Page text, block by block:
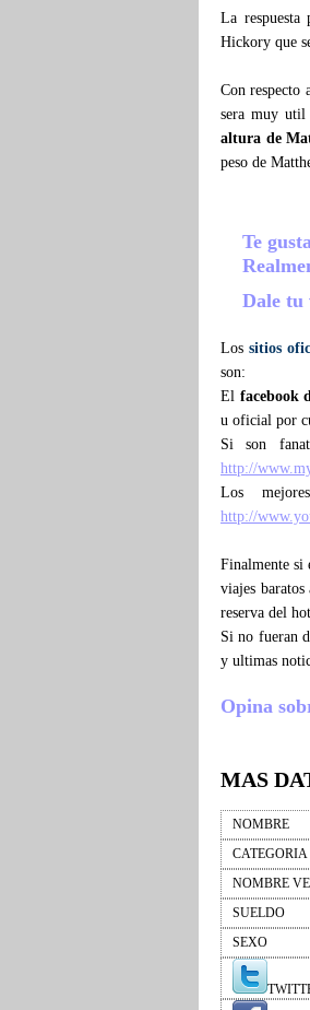
La respuesta
Hickory que
Con respecto
sera muy util
altura de
peso de
Te
Dale tu
Los sitios
son:
El facebook
u oficial por
Si son
http://
Los
http://
Finalmente si
viajes
reserva del
Si no fueran
y ultimas
Opina
MAS
NOMBRE
CATEGORIA
NOMBRE
SUELDO
SEXO